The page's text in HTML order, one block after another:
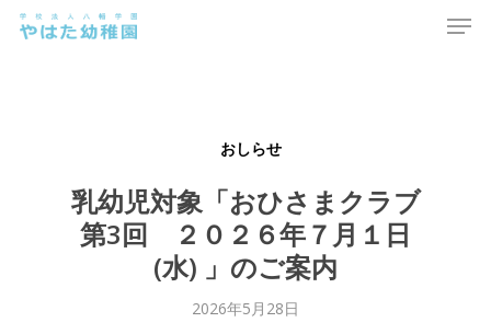
Skip
おしらせ
乳幼児対象「おひさまクラブ
第3回 ２０２６年７月１日
(水) 」のご案内
2026年5月28日